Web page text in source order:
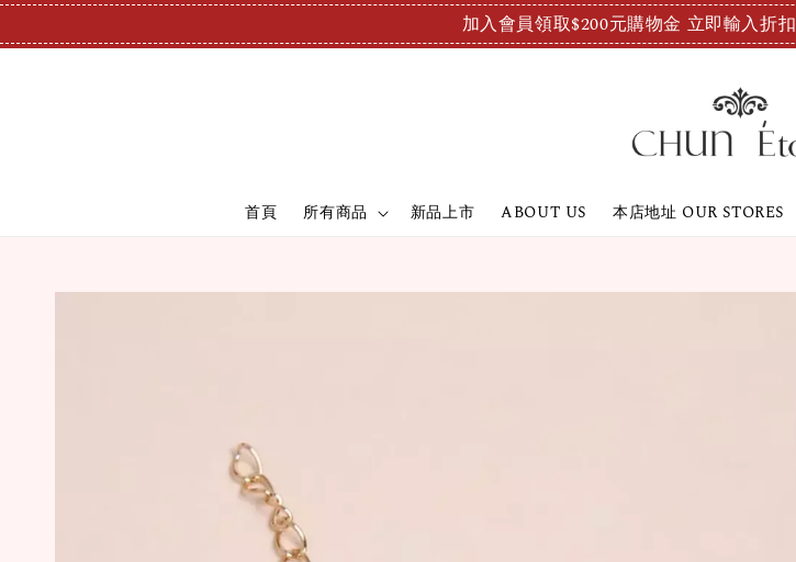
加入會員領取$200元購物金 立即輸入折
首頁 所有商品 新品上市 ABOUT US 本店地址 OUR STORES